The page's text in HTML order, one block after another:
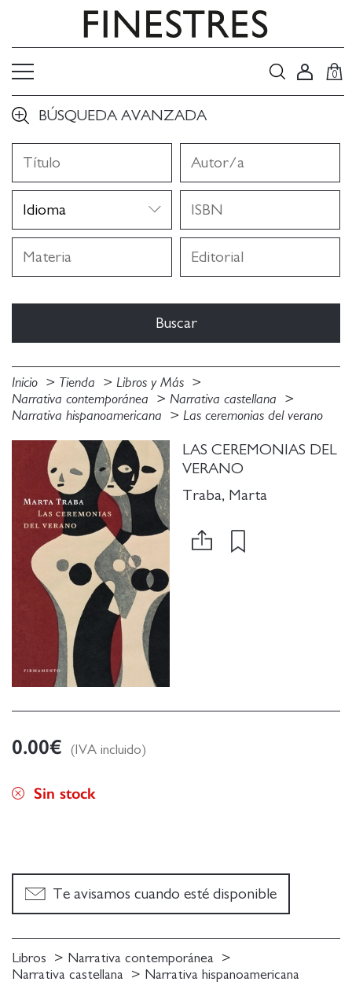
0
BÚSQUEDA AVANZADA
Inicio Tienda
Libros y Más
Narrativa contemporánea
Narrativa castellana
Narrativa hispanoamericana
Las ceremonias del verano
LAS CEREMONIAS DEL
VERANO
Traba, Marta
0.00€ (IVA incluido)
Sin stock
Te avisamos cuando esté disponible
Libros
Narrativa contemporánea
Narrativa castellana
Narrativa hispanoamericana